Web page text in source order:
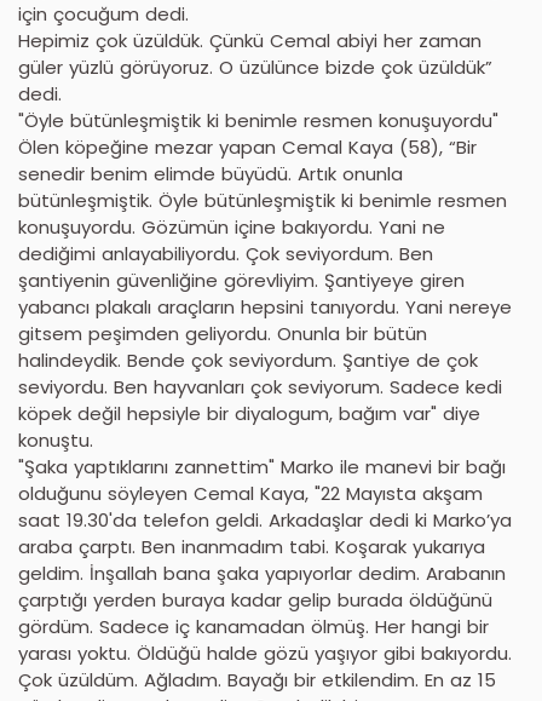
için çocuğum dedi.
Hepimiz çok üzüldük. Çünkü Cemal abiyi her zaman
güler yüzlü görüyoruz. O üzülünce bizde çok üzüldük”
dedi.
"Öyle bütünleşmiştik ki benimle resmen konuşuyordu"
Ölen köpeğine mezar yapan Cemal Kaya (58), “Bir
senedir benim elimde büyüdü. Artık onunla
bütünleşmiştik. Öyle bütünleşmiştik ki benimle resmen
konuşuyordu. Gözümün içine bakıyordu. Yani ne
dediğimi anlayabiliyordu. Çok seviyordum. Ben
şantiyenin güvenliğine görevliyim. Şantiyeye giren
yabancı plakalı araçların hepsini tanıyordu. Yani nereye
gitsem peşimden geliyordu. Onunla bir bütün
halindeydik. Bende çok seviyordum. Şantiye de çok
seviyordu. Ben hayvanları çok seviyorum. Sadece kedi
köpek değil hepsiyle bir diyalogum, bağım var" diye
konuştu.
"Şaka yaptıklarını zannettim" Marko ile manevi bir bağı
olduğunu söyleyen Cemal Kaya, "22 Mayısta akşam
saat 19.30'da telefon geldi. Arkadaşlar dedi ki Marko’ya
araba çarptı. Ben inanmadım tabi. Koşarak yukarıya
geldim. İnşallah bana şaka yapıyorlar dedim. Arabanın
çarptığı yerden buraya kadar gelip burada öldüğünü
gördüm. Sadece iç kanamadan ölmüş. Her hangi bir
yarası yoktu. Öldüğü halde gözü yaşıyor gibi bakıyordu.
Çok üzüldüm. Ağladım. Bayağı bir etkilendim. En az 15